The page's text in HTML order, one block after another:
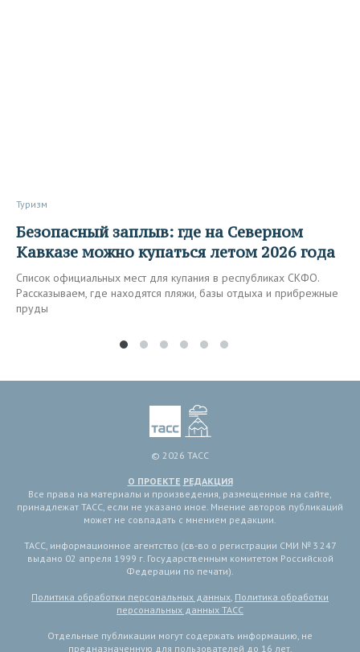
Туризм
Безопасный заплыв: где на Северном
Кавказе можно купаться летом 2026 года
Список официальных мест для купания в республиках СКФО.
Рассказываем, где находятся пляжи, базы отдыха и прибрежные
пруды
© 2026 ТАСС
О ПРОЕКТЕ РЕДАКЦИЯ
Все права на материалы и произведения, размещенные на сайте,
принадлежат ТАСС, если не указано иное. Мнение авторов публикаций
может не совпадать с мнением редакции.
ТАСС, информационное агентство (св-во о регистрации СМИ № 3 247
выдано 02 апреля 1999 г. Государственным комитетом Российской
Федерации по печати).
Политика обработки персональных данных Политика обработки
персональных данных ТАСС
Отдельные публикации могут содержать информацию, не
предназначенную для пользователей до 16 лет.